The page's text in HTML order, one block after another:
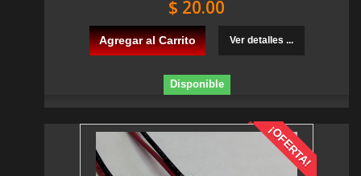
$ 20.00
Agregar al Carrito Ver detalles ...
Disponible
¡OFERTA!